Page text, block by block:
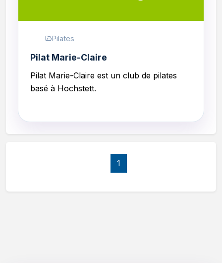
Pilates
Pilat Marie-Claire
Pilat Marie-Claire est un club de pilates
basé à Hochstett.
1